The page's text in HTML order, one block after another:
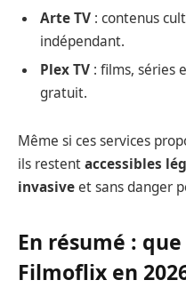
Arte TV : contenus
indépendant.
Plex TV : films, séries
gratuit.
Même si ces services
ils restentaccessibles
invasiveet sans danger
En résumé :
Filmoflix en